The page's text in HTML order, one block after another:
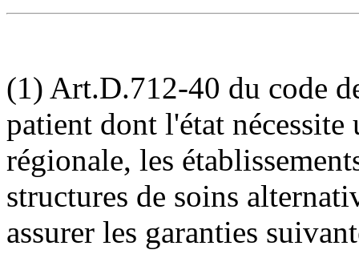
(1) Art.D.712-40 du code
patient dont l'état nécessite
régionale, les
structures de soins
assurer les garanties